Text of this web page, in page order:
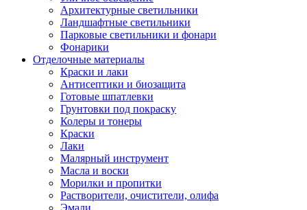
Архитектурные светильники
Ландшафтные светильники
Парковые светильники и фонари
Фонарики
Отделочные материалы
Краски и лаки
Антисептики и биозащита
Готовые шпатлевки
Грунтовки под покраску
Колеры и тонеры
Краски
Лаки
Малярный инструмент
Масла и воски
Морилки и пропитки
Растворители, очистители, олифа
Эмали